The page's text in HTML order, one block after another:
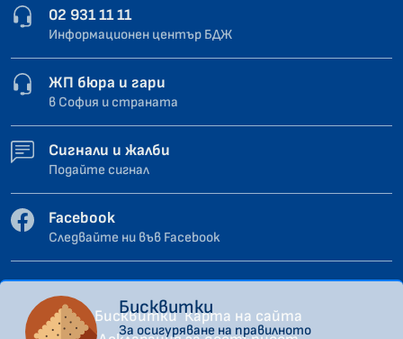
02 931 11 11
Информационен център БДЖ
ЖП бюра и гари
в София и страната
Сигнали и жалби
Подайте сигнал
Facebook
Следвайте ни във Facebook
Бисквитки Карта на сайта
Бисквитки
За осигуряване на правилното